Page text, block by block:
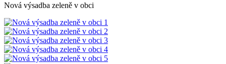
Nová výsadba zeleně v obci